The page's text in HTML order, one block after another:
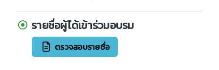
รายชื่อผู้ได้เข้าร่วมอบรม
ตรวจสอบรายชื่อ